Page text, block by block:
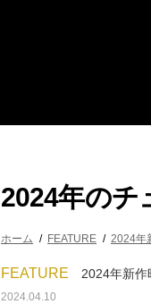
2024年のチ
ホーム FEATURE 2024年
FEATURE 2024年新作
2024.04.10